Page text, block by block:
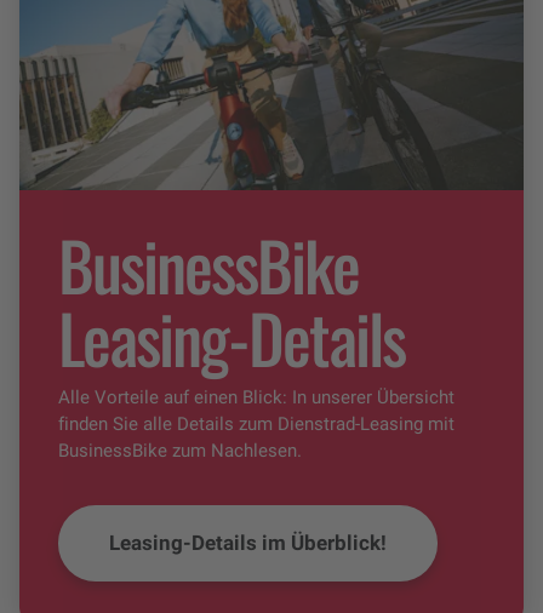
BusinessBike
Leasing-Details
Alle Vorteile auf einen Blick: In unserer Übersicht
finden Sie alle Details zum Dienstrad-Leasing mit
BusinessBike zum Nachlesen.
Leasing-Details im Überblick!